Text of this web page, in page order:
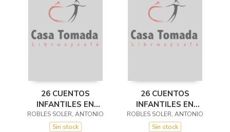
26 CUENTOS
INFANTILES EN
ORDEN ALFABÉTICO.
TOMO I
ROBLES SOLER, ANTONIO
Sin stock
26 CUENTOS
INFANTILES EN
ORDEN ALFABÉTICO.
TOMO II
ROBLES SOLER, ANTONIO
Sin stock